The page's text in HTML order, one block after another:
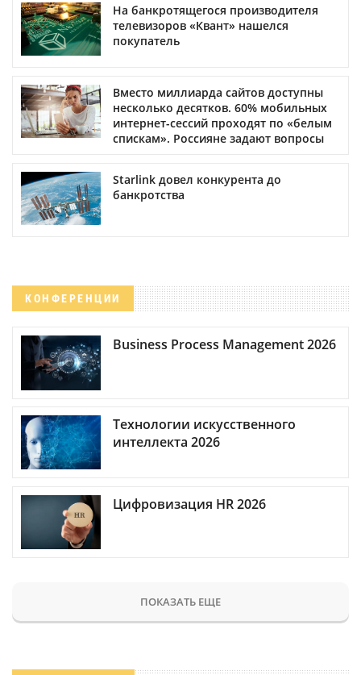
На банкротящегося производителя
телевизоров «Квант» нашелся
покупатель
Вместо миллиарда сайтов доступны
несколько десятков. 60% мобильных
интернет-сессий проходят по «белым
спискам». Россияне задают вопросы
Starlink довел конкурента до
банкротства
КОНФЕРЕНЦИИ
Business Process Management 2026
Технологии искусственного
интеллекта 2026
Цифровизация HR 2026
ПОКАЗАТЬ ЕЩЕ